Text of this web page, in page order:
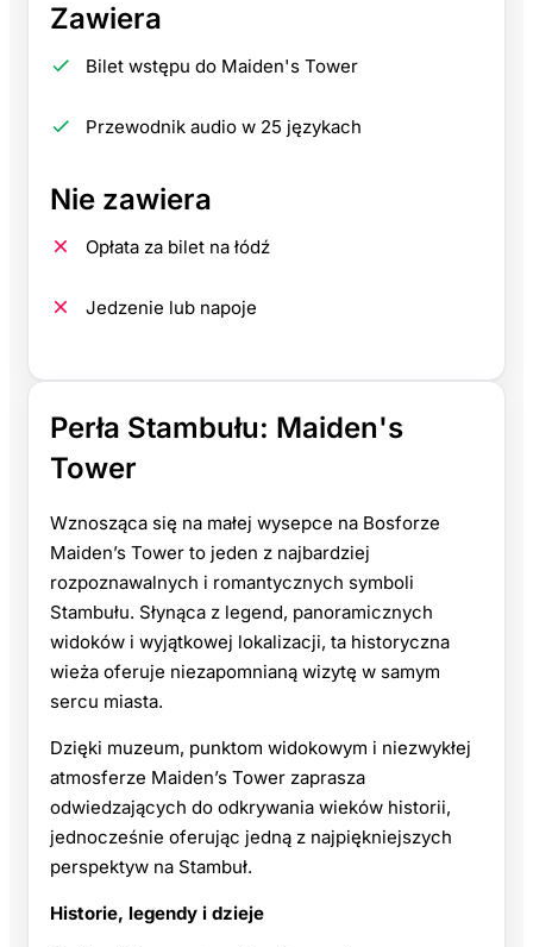
Zawiera
Bilet wstępu do Maiden's Tower
Przewodnik audio w 25 językach
Nie zawiera
Opłata za bilet na łódź
Jedzenie lub napoje
Perła Stambułu: Maiden's
Tower
Wznosząca się na małej wysepce na Bosforze
Maiden’s Tower to jeden z najbardziej
rozpoznawalnych i romantycznych symboli
Stambułu. Słynąca z legend, panoramicznych
widoków i wyjątkowej lokalizacji, ta historyczna
wieża oferuje niezapomnianą wizytę w samym
sercu miasta.
Dzięki muzeum, punktom widokowym i niezwykłej
atmosferze Maiden’s Tower zaprasza
odwiedzających do odkrywania wieków historii,
jednocześnie oferując jedną z najpiękniejszych
perspektyw na Stambuł.
Historie, legendy i dzieje